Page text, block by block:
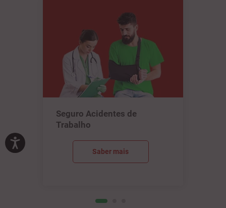
Seguro Acidentes de
Trabalho
Saber mais